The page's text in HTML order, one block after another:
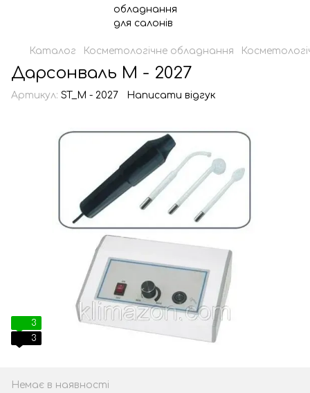
Каталог Косметологічне обладнання
Дарсонваль М - 2027
Артикул: ST_М - 2027 Написати відгук
3
3
Немає в наявності